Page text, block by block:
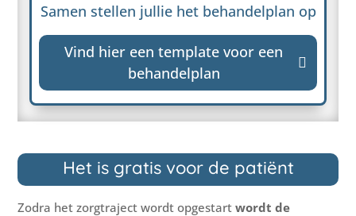
Samen stellen jullie het behandelplan op
Vind hier een template voor een
behandelplan

Het is gratis voor de patiënt
Zodra het zorgtraject wordt opgestartwordt de